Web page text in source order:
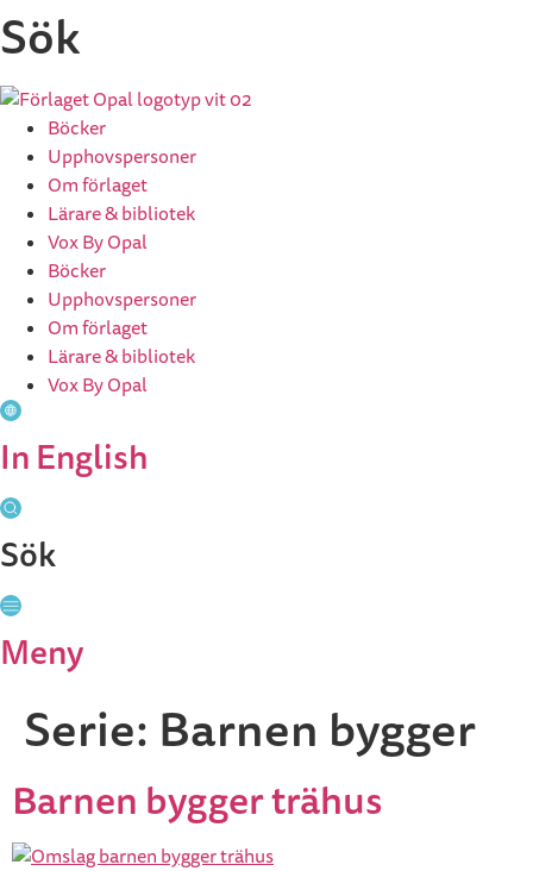
till
Sök
Böcker
Upphovspersoner
Om förlaget
Lärare & bibliotek
Vox By Opal
Böcker
Upphovspersoner
Om förlaget
Lärare & bibliotek
Vox By Opal
In English
Sök
Stäng
Meny
Serie: Barnen bygger
Barnen bygger trähus